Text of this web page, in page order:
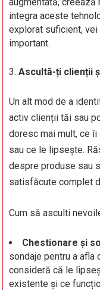
integra aceste
explorat suficient,
important.
Ascultă-ți clienții
Un alt mod de a
activ clienții tăi sau
doresc mai mult, ce
sau ce le lipsește.
despre produse sau
satisfăcute complet
Cum să asculti
Chestionare și
sondaje pentru a
consideră că le
existente și ce